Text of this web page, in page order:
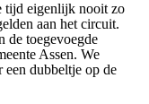
tijd eigenlijk nooit zo
aan het circuit.
de toegevoegde
Assen. We
dubbeltje op de